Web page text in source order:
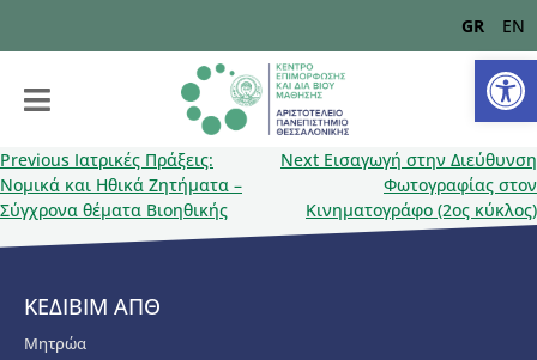
GR EN
Previous Ιατρικές Πράξεις:
Νομικά και Ηθικά Ζητήματα –
Σύγχρονα θέματα Βιοηθικής
Next Εισαγωγή στην Διεύθυνση
Φωτογραφίας στον
Κινηματογράφο (2ος κύκλος)
ΚΕΔΙΒΙΜ ΑΠΘ
Μητρώα